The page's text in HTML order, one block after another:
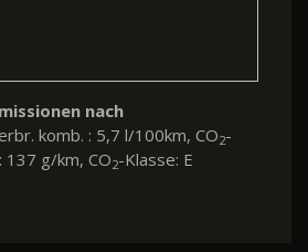
nach
komb. : 5,7 l/100km, CO2-
137 g/km, CO2-Klasse: E